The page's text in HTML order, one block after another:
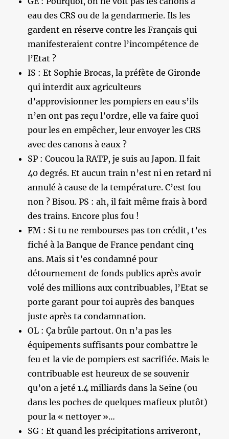
eau des CRS ou de la gendarmerie. Ils les
gardent en réserve contre les Français qui
manifesteraient contre l’incompétence de
l’Etat ?
IS : Et Sophie Brocas, la préfète de Gironde
qui interdit aux agriculteurs
d’approvisionner les pompiers en eau s’ils
n’en ont pas reçu l’ordre, elle va faire quoi
pour les en empêcher, leur envoyer les CRS
avec des canons à eaux ?
SP : Coucou la RATP, je suis au Japon. Il fait
40 degrés. Et aucun train n’est ni en retard ni
annulé à cause de la température. C’est fou
non ? Bisou. PS : ah, il fait même frais à bord
des trains. Encore plus fou !
FM : Si tu ne rembourses pas ton crédit, t’es
fiché à la Banque de France pendant cinq
ans. Mais si t’es condamné pour
détournement de fonds publics après avoir
volé des millions aux contribuables, l’Etat se
porte garant pour toi auprès des banques
juste après ta condamnation.
OL : Ça brûle partout. On n’a pas les
équipements suffisants pour combattre le
feu et la vie de pompiers est sacrifiée. Mais le
contribuable est heureux de se souvenir
qu’on a jeté 1.4 milliards dans la Seine (ou
dans les poches de quelques mafieux plutôt)
pour la « nettoyer »…
SG : Et quand les précipitations arriveront,